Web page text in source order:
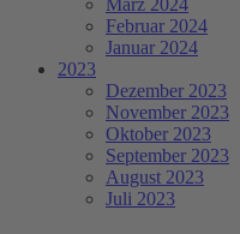
März 2024
Februar 2024
Januar 2024
2023
Dezember 2023
November 2023
Oktober 2023
September 2023
August 2023
Juli 2023